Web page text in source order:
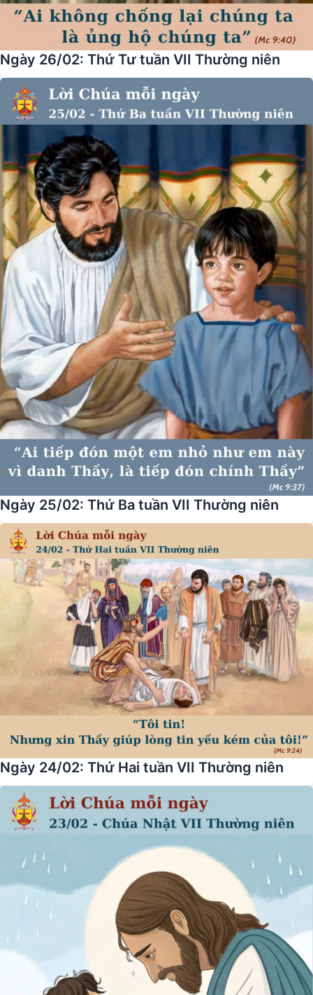
Ngày 26/02: Thứ Tư tuần VII Thường niên
Ngày 25/02: Thứ Ba tuần VII Thường niên
Ngày 24/02: Thứ Hai tuần VII Thường niên